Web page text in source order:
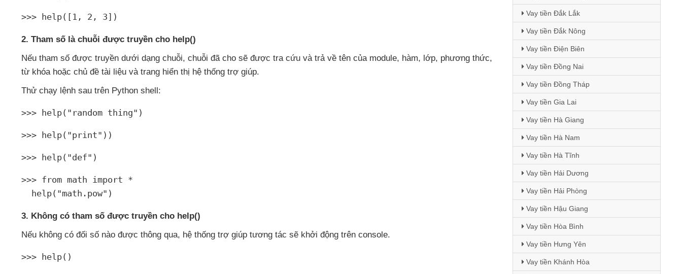
>>> help([1 , 2 , 3])
2. Tham số là chuỗi được truyền cho help()
Nếu tham số được truyền dưới dạng chuỗi, chuỗi đã cho sẽ được tra cứu và trả về tên của module, hàm, lớp, phương thức,
từ khóa hoặc chủ đề tài liệu và trang hiển thị hệ thống trợ giúp.
Thử chạy lệnh sau trên Python shell:
>>> help("random thing")
>>> help("print"))
>>> help("def")
>>> from math import *
  help("math.pow")
3. Không có tham số được truyền cho help()
Nếu không có đối số nào được thông qua, hệ thống trợ giúp tương tác sẽ khởi động trên console.
>>> help()
Vay tiền Đắk Lắk
Vay tiền Đắk Nông
Vay tiền Điện Biên
Vay tiền Đồng Nai
Vay tiền Đồng Tháp
Vay tiền Gia Lai
Vay tiền Hà Giang
Vay tiền Hà Nam
Vay tiền Hà Tĩnh
Vay tiền Hải Dương
Vay tiền Hải Phòng
Vay tiền Hậu Giang
Vay tiền Hòa Bình
Vay tiền Hưng Yên
Vay tiền Khánh Hòa